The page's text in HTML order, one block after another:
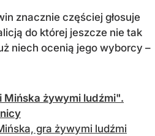
znacznie częściej głosuje
do której jeszcze nie tak
niech ocenią jego wyborcy –
żywymi ludźmi".
gra żywymi ludźmi